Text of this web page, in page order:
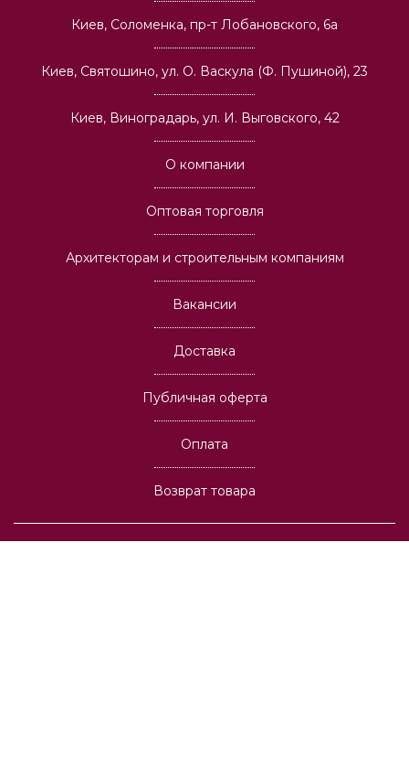
Киев, Соломенка, пр-т Лобановского, 6а
Киев, Святошино, ул. О. Васкула (Ф. Пушиной), 23
Киев, Виноградарь, ул. И. Выговского, 42
О компании
Оптовая торговля
Архитекторам и строительным компаниям
Вакансии
Доставка
Публичная оферта
Оплата
Возврат товара